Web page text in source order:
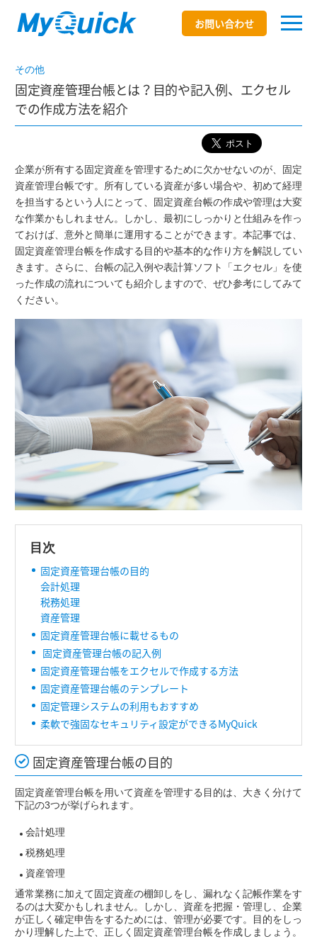
お問い合わせ
その他
固定資産管理台帳とは？目的や記入例、エクセル
での作成方法を紹介
企業が所有する固定資産を管理するために欠かせないのが、固定
資産管理台帳です。所有している資産が多い場合や、初めて経理
を担当するという人にとって、固定資産台帳の作成や管理は大変
な作業かもしれません。しかし、最初にしっかりと仕組みを作っ
ておけば、意外と簡単に運用することができます。本記事では、
固定資産管理台帳を作成する目的や基本的な作り方を解説してい
きます。さらに、台帳の記入例や表計算ソフト「エクセル」を使
った作成の流れについても紹介しますので、ぜひ参考にしてみて
ください。
目次
固定資産管理台帳の目的
会計処理
税務処理
資産管理
固定資産管理台帳に載せるもの
固定資産管理台帳の記入例
固定資産管理台帳をエクセルで作成する方法
固定資産管理台帳のテンプレート
固定管理システムの利用もおすすめ
柔軟で強固なセキュリティ設定ができるMyQuick
固定資産管理台帳の目的
固定資産管理台帳を用いて資産を管理する目的は、大きく分けて
下記の3つが挙げられます。
会計処理
税務処理
資産管理
通常業務に加えて固定資産の棚卸しをし、漏れなく記帳作業をす
るのは大変かもしれません。しかし、資産を把握・管理し、企業
が正しく確定申告をするためには、管理が必要です。目的をしっ
かり理解した上で、正しく固定資産管理台帳を作成しましょう。